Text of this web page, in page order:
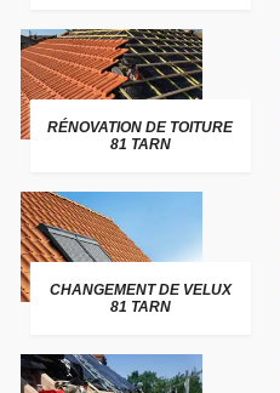
RÉNOVATION DE TOITURE
81 TARN
CHANGEMENT DE VELUX
81 TARN